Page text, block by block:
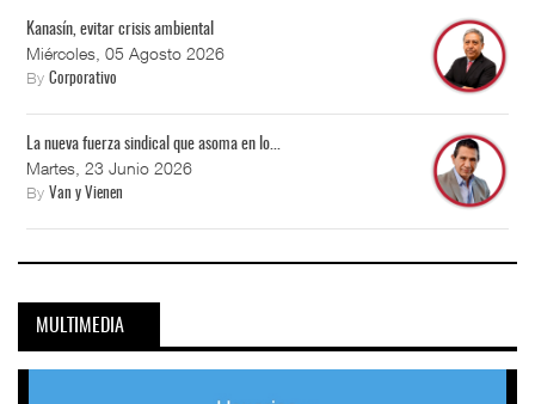
Kanasín, evitar crisis ambiental
Miércoles, 05 Agosto 2026
By Corporativo
La nueva fuerza sindical que asoma en lo...
Martes, 23 Junio 2026
By Van y Vienen
MULTIMEDIA